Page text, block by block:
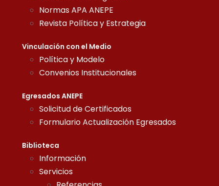
Normas APA ANEPE
Revista Política y Estrategia
Vinculación con el Medio
Política y Modelo
Convenios Institucionales
Egresados ANEPE
Solicitud de Certificados
Formulario Actualización Egresados
Biblioteca
Información
Servicios